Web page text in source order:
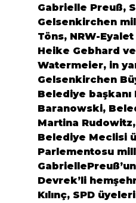
Gabrielle Preuß,
Gelsenkirchen
Töns, NRW-
Heike Gebhard ve
Watermeier, in
Gelsenkirchen
Belediye başkanı
Baranowski,
Martina Rudowitz
Belediye Meclisi
Parlementosu
Devrek’li
Kılınç, SPD